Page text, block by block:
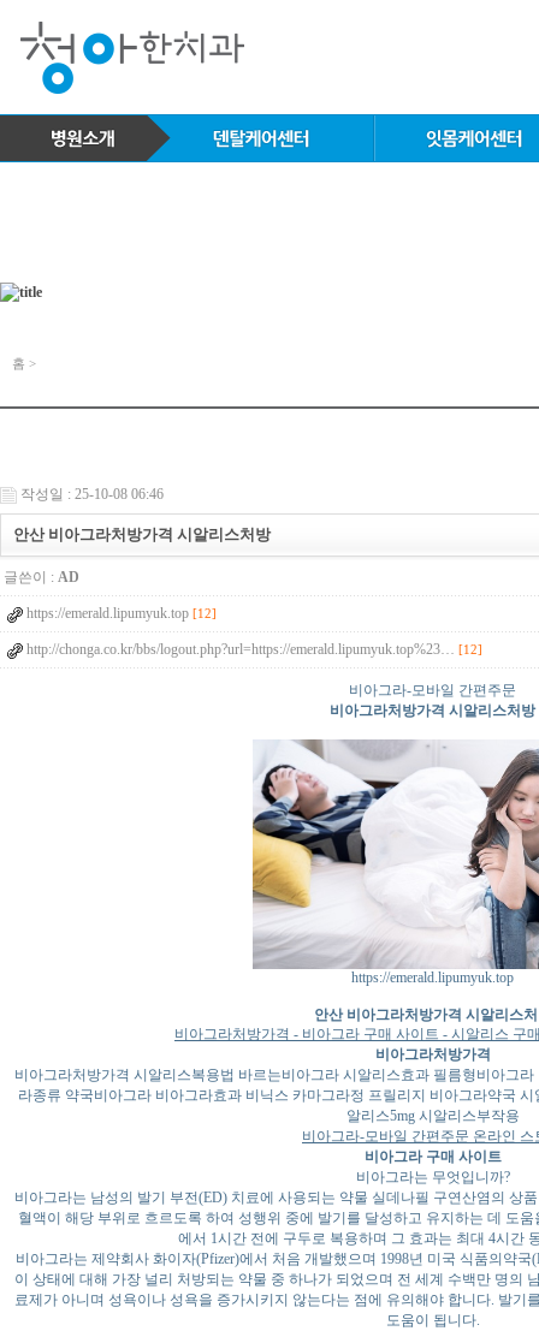
홈 >
작성일 : 25-10-08 06:46
안산 비아그라처방가격 시알리스처방
글쓴이 : AD
https://emerald.lipumyuk.top [12]
http://chonga.co.kr/bbs/logout.php?url=https://emerald.lipumyuk.top%23… [12]
비아그라-모바일 간편주문
비아그라처방가격 시알리스처방
https://emerald.lipumyuk.top
안산 비아그라처방가격 시알리스
비아그라처방가격 - 비아그라 구매 사이트 - 시알리스 구
비아그라처방가격
비아그라처방가격 시알리스복용법 바르는비아그라 시알리스효과 필름형비아그
라종류 약국비아그라 비아그라효과 비닉스 카마그라정 프릴리지 비아그라약국
알리스5mg 시알리스부작용
비아그라-모바일 간편주문 온라인 스
비아그라 구매 사이트
비아그라는 무엇입니까?
비아그라는 남성의 발기 부전(ED) 치료에 사용되는 약물 실데나필 구연산염의 상
혈액이 해당 부위로 흐르도록 하여 성행위 중에 발기를 달성하고 유지하는 데 도
에서 1시간 전에 구두로 복용하며 그 효과는 최대 4시간
비아그라는 제약회사 화이자(Pfizer)에서 처음 개발했으며 1998년 미국 식품의약
이 상태에 대해 가장 널리 처방되는 약물 중 하나가 되었으며 전 세계 수백만 명의
료제가 아니며 성욕이나 성욕을 증가시키지 않는다는 점에 유의해야 합니다. 발기
도움이 됩니다.